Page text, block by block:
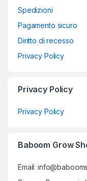
Spedizioni
Pagamento sicuro
Diritto di recesso
Privacy Policy
Privacy Policy
Privacy Policy
Baboom Grow
Email: